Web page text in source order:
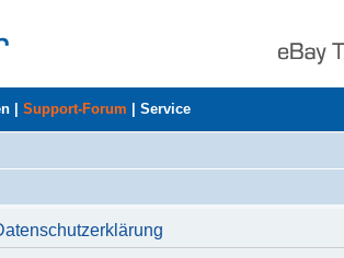
Support-Forum Service